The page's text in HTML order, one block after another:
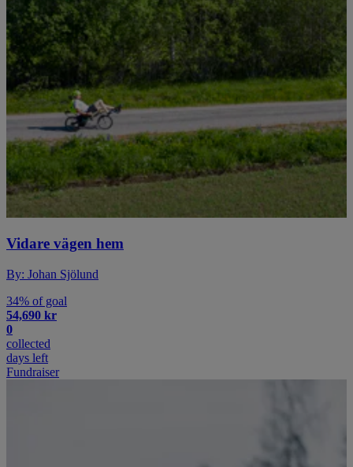
Vidare vägen hem
By: Johan Sjölund
34% of goal
54,690 kr
0
collected
days left
Fundraiser